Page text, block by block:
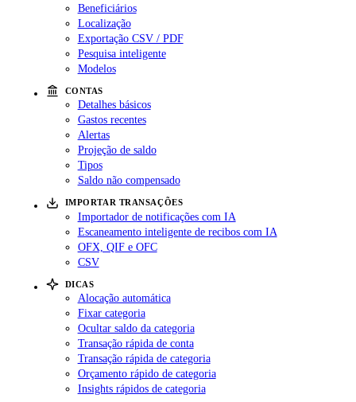
Beneficiários
Localização
Exportação CSV / PDF
Pesquisa inteligente
Modelos
CONTAS
Detalhes básicos
Gastos recentes
Alertas
Projeção de saldo
Tipos
Saldo não compensado
IMPORTAR TRANSAÇÕES
Importador de notificações com IA
Escaneamento inteligente de recibos com IA
OFX, QIF e OFC
CSV
DICAS
Alocação automática
Fixar categoria
Ocultar saldo da categoria
Transação rápida de conta
Transação rápida de categoria
Orçamento rápido de categoria
Insights rápidos de categoria